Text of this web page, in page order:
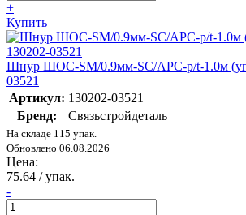
+
Купить
Шнур ШОС-SM/0.9мм-SC/APC-p/t-1.0м
03521
Артикул: 130202-03521
Бренд:
Связьстройдеталь
На складе 115 упак.
Обновлено 06.08.2026
Цена:
75.64 / упак.
-